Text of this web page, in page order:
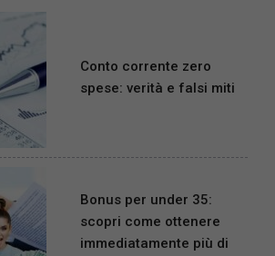
Conto corrente zero
spese: verità e falsi miti
Bonus per under 35:
scopri come ottenere
immediatamente più di